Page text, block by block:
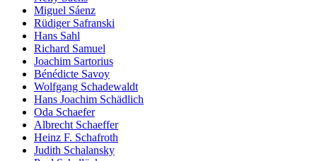
Miguel Sáenz
Rüdiger Safranski
Hans Sahl
Richard Samuel
Joachim Sartorius
Bénédicte Savoy
Wolfgang Schadewaldt
Hans Joachim Schädlich
Oda Schaefer
Albrecht Schaeffer
Heinz F. Schafroth
Judith Schalansky